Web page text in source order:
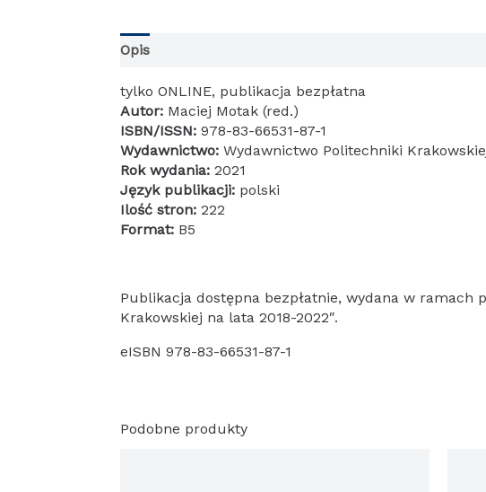
Opis
tylko ONLINE, publikacja bezpłatna
Autor: Maciej Motak (red.)
ISBN/ISSN:978-83-66531-87-1
Wydawnictwo:Wydawnictwo Politechniki
Rok wydania:2021
Język publikacji: polski
Ilość stron:222
Format: B5
Publikacja dostępna bezpłatnie, wydana w ramach
Krakowskiej na lata 2018-2022″.
eISBN 978-83-66531-87-1
Podobne produkty